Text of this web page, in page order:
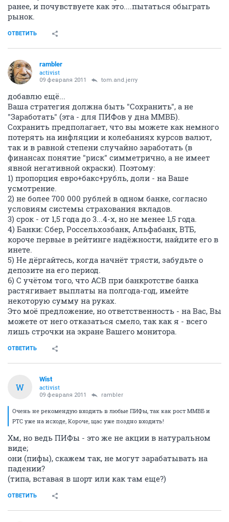
ранее, и почувствуете как это....пытаться обыграть
рынок.
ОТВЕТИТЬ
rambler
activist
09 февраля 2011 tom.and.jerry
добавлю ещё...
Ваша стратегия должна быть "Сохранить", а не
"Заработать" (эта - для ПИФов у дна ММВБ).
Сохранить предполагает, что вы можете как немного
потерять на инфляции и колебаниях курсов валют,
так и в равной степени случайно заработать (в
финансах понятие "риск" симметрично, а не имеет
явной негативной окраски). Поэтому:
1) пропорция евро+бакс+рубль, доли - на Ваше
усмотрение.
2) не более 700 000 рублей в одном банке, согласно
условиям системы страхования вкладов.
3) срок - от 1,5 года до 3...4-х, но не менее 1,5 года.
4) Банки: Сбер, Россельхозбанк, Альфабанк, ВТБ,
короче первые в рейтинге надёжности, найдите его в
инете.
5) Не дёргайтесь, когда начнёт трясти, забудьте о
депозите на его период.
6) С учётом того, что АСВ при банкротстве банка
растягивает выплаты на полгода-год, имейте
некоторую сумму на руках.
Это моё предложение, но ответственность - на Вас, Вы
можете от него отказаться смело, так как я - всего
лишь строчки на экране Вашего монитора.
ОТВЕТИТЬ
W
Wist
activist
09 февраля 2011 rambler
Очень не рекомендую входить в любые ПИФы, так как рост ММВБ и
РТС уже на исходе, Короче, щас уже поздно входить!
Хм, но ведь ПИФы - это же не акции в натуральном
виде;
они (пифы), скажем так, не могут зарабатывать на
падении?
(типа, вставая в шорт или как там еще?)
ОТВЕТИТЬ